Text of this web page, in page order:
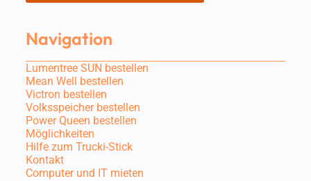
Navigation
Lumentree SUN bestellen
Mean Well bestellen
Victron bestellen
Volksspeicher bestellen
Power Queen bestellen
Möglichkeiten
Hilfe zum Trucki-Stick
Kontakt
Computer und IT mieten